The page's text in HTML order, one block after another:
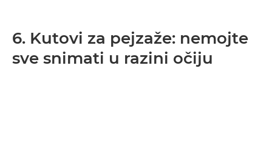
6. Kutovi za pejzaže: nemojte
sve snimati u razini očiju